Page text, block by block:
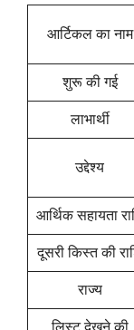
आर्टिकल का नाम
शुरू की गई
लाभार्थी
उद्देश्य
आर्थिक सहायता
दूसरी किस्त की
राज्य